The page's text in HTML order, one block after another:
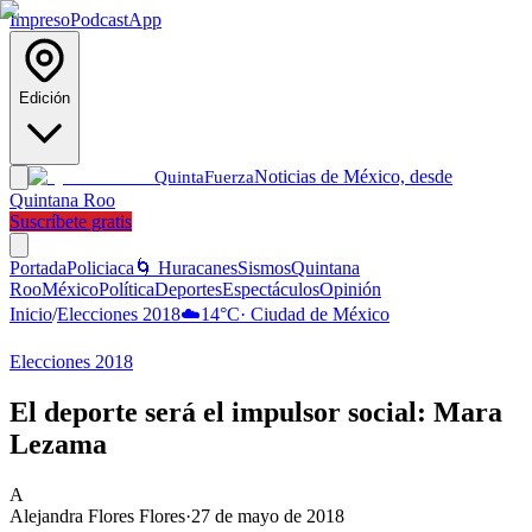
ImpresoPodcastApp
Edición
QuintaFuerzaNoticias de México, desde
Quintana Roo
Suscríbete gratis
PortadaPoliciaca 🌀 HuracanesSismosQuintana
RooMéxicoPolíticaDeportesEspectáculosOpinión
Inicio/Elecciones 2018☁️14°C· Ciudad de México
Elecciones 2018
El deporte será el impulsor social: Mara
Lezama
A
Alejandra Flores Flores·27 de mayo de 2018